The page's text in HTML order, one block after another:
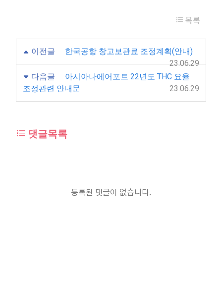
목록
이전글
한국공항 창고보관료 조정계획(안내)
23.06.29
다음글
아시아나에어포트 22년도 THC 요율
조정관련 안내문
23.06.29
댓글목록
등록된 댓글이 없습니다.